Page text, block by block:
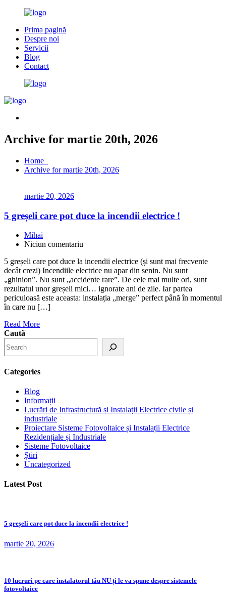
Prima pagină
Despre noi
Servicii
Blog
Contact
Archive for martie 20th, 2026
Home
Archive for martie 20th, 2026
martie 20, 2026
5 greșeli care pot duce la incendii electrice !
Mihai
Niciun comentariu
5 greșeli care pot duce la incendii electrice (și sunt mai frecvente
decât crezi) Incendiile electrice nu apar din senin. Nu sunt
„ghinion”. Nu sunt „accidente rare”. De cele mai multe ori, sunt
rezultatul unor greșeli mici… ignorate ani de zile. Iar partea
periculoasă este aceasta: instalația „merge” perfect până în momentul
în care nu […]
Read More
Caută
Categories
Blog
Informații
Lucrări de Infrastructură și Instalații Electrice civile și
industriale
Proiectare Sisteme Fotovoltaice și Instalații Electrice
Rezidențiale și Industriale
Sisteme Fotovoltaice
Știri
Uncategorized
Latest Post
5 greșeli care pot duce la incendii electrice !
martie 20, 2026
10 lucruri pe care instalatorul tău NU ți le va spune despre sistemele
fotovoltaice